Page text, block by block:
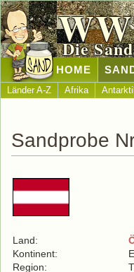
Die
HOME
Länder A-Z Afrika
Sandprobe
Land:
Kontinent:
Region: